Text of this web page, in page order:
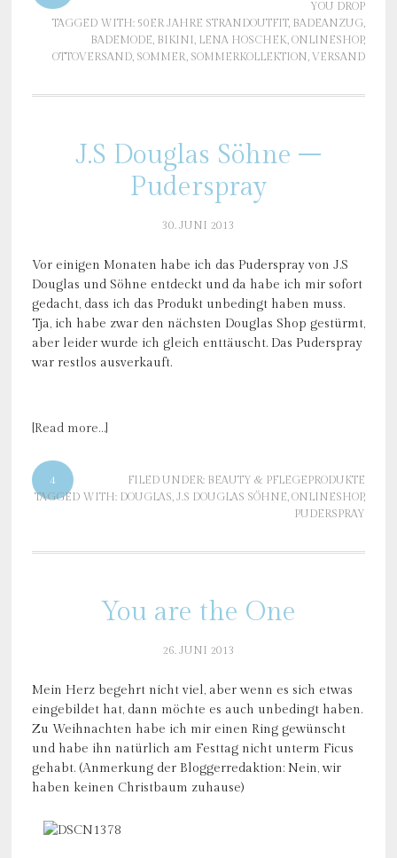
YOU DROP
TAGGED WITH: 50ER JAHRE STRANDOUTFIT, BADEANZUG,
BADEMODE, BIKINI, LENA HOSCHEK,ONLINESHOP,
OTTOVERSAND, SOMMER, SOMMERKOLLEKTION,VERSAND
J.S Douglas Söhne –
Puderspray
30. JUNI 2013
Vor einigen Monaten habe ich das Puderspray von J.S
Douglas und Söhne entdeckt und da habe ich mir sofort
gedacht, dass ich das Produkt unbedingt haben muss.
Tja, ich habe zwar den nächsten Douglas Shop gestürmt,
aber leider wurde ich gleich enttäuscht. Das Puderspray
war restlos ausverkauft.
[Read more…]
4 FILED UNDER: BEAUTY & PFLEGEPRODUKTE
TAGGED WITH: DOUGLAS,J.S DOUGLAS SÖHNE,ONLINESHOP,
PUDERSPRAY
You are the One
26. JUNI 2013
Mein Herz begehrt nicht viel, aber wenn es sich etwas
eingebildet hat, dann möchte es auch unbedingt haben.
Zu Weihnachten habe ich mir einen Ring gewünscht
und habe ihn natürlich am Festtag nicht unterm Ficus
gehabt. (Anmerkung der Bloggerredaktion: Nein, wir
haben keinen Christbaum zuhause)